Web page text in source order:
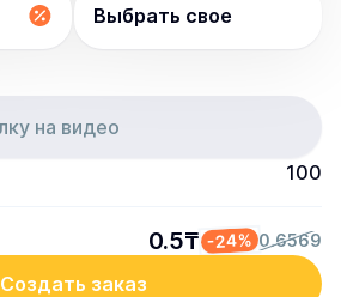
Выбрать свое
100
0.5₸ -24% 0.6569
Создать заказ